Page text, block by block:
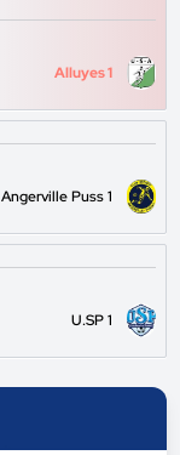
Alluyes 1
Angerville Puss 1
U.SP 1